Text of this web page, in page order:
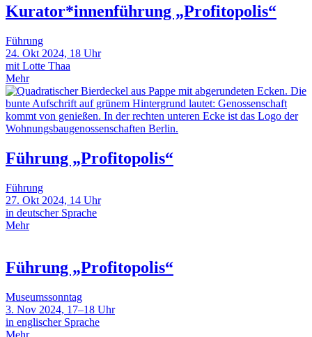
Kurator*innenführung „Profitopolis“
Führung
24. Okt 2024, 18 Uhr
mit Lotte Thaa
Mehr
Führung „Profitopolis“
Führung
27. Okt 2024, 14 Uhr
in deutscher Sprache
Mehr
Führung „Profitopolis“
Museumssonntag
3. Nov 2024, 17–18 Uhr
in englischer Sprache
Mehr